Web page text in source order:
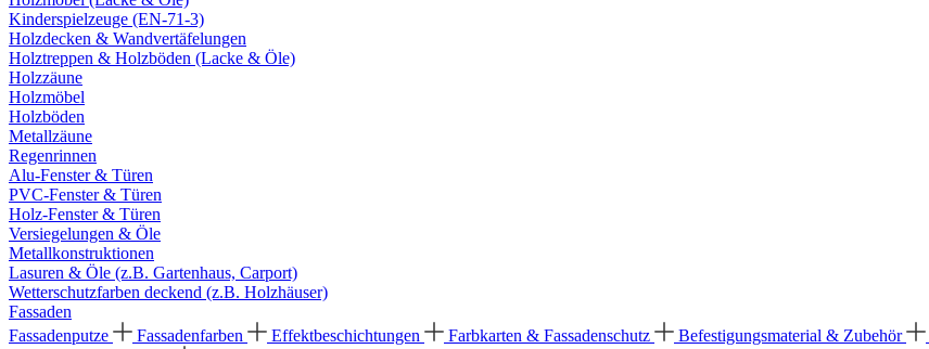
Kinderspielzeuge (EN-71-3)
Holzdecken & Wandvertäfelungen
Holztreppen & Holzböden (Lacke & Öle)
Holzzäune
Holzmöbel
Holzböden
Metallzäune
Regenrinnen
Alu-Fenster & Türen
PVC-Fenster & Türen
Holz-Fenster & Türen
Versiegelungen & Öle
Metallkonstruktionen
Lasuren & Öle (z.B. Gartenhaus, Carport)
Wetterschutzfarben deckend (z.B. Holzhäuser)
Fassaden
Fassadenputze
Fassadenfarben Effektbeschichtungen Farbkarten & Fassadenschutz Befestigungsmaterial & Zubehör